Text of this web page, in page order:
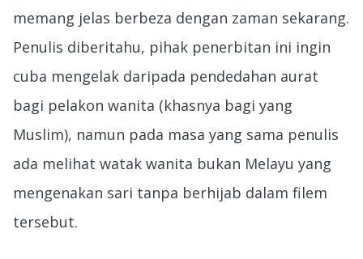
memang jelas berbeza dengan zaman sekarang.
Penulis diberitahu, pihak penerbitan ini ingin
cuba mengelak daripada pendedahan aurat
bagi pelakon wanita (khasnya bagi yang
Muslim), namun pada masa yang sama penulis
ada melihat watak wanita bukan Melayu yang
mengenakan sari tanpa berhijab dalam filem
tersebut.